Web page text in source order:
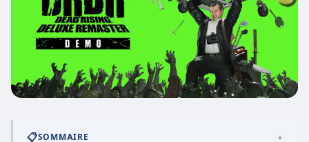
📋SOMMAIRE ▲